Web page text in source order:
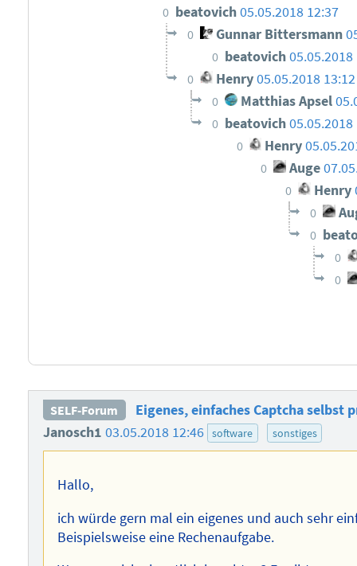
0 beatovich05.05.2018 12:37
0 Gunnar Bittersmann
0 beatovich05.05.2018
0 Henry05.05.2018 13:12
0 Matthias Apsel
0 beatovich05.05.2018
0 Henry
0 Auge
0 Henry
0
0
0
0
SELF-Forum
Eigenes, einfaches Captcha selbst
Janosch1 03.05.2018 12:46 software sonstiges
Hallo,
ich würde gern mal ein eigenes und auch sehr
Beispielsweise eine Rechenaufgabe.